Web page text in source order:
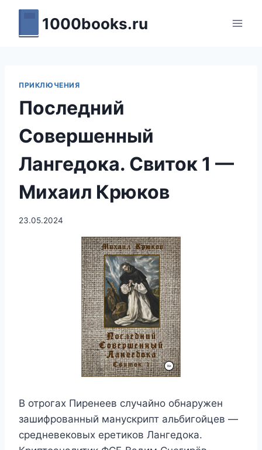
Перейти
содержимому
1000books.ru
ПРИКЛЮЧЕНИЯ
Последний
Совершенный
Лангедока. Свиток 1 —
Михаил Крюков
23.05.2024
В отрогах Пиренеев случайно обнаружен
зашифрованный манускрипт альбигойцев —
средневековых еретиков Лангедока.